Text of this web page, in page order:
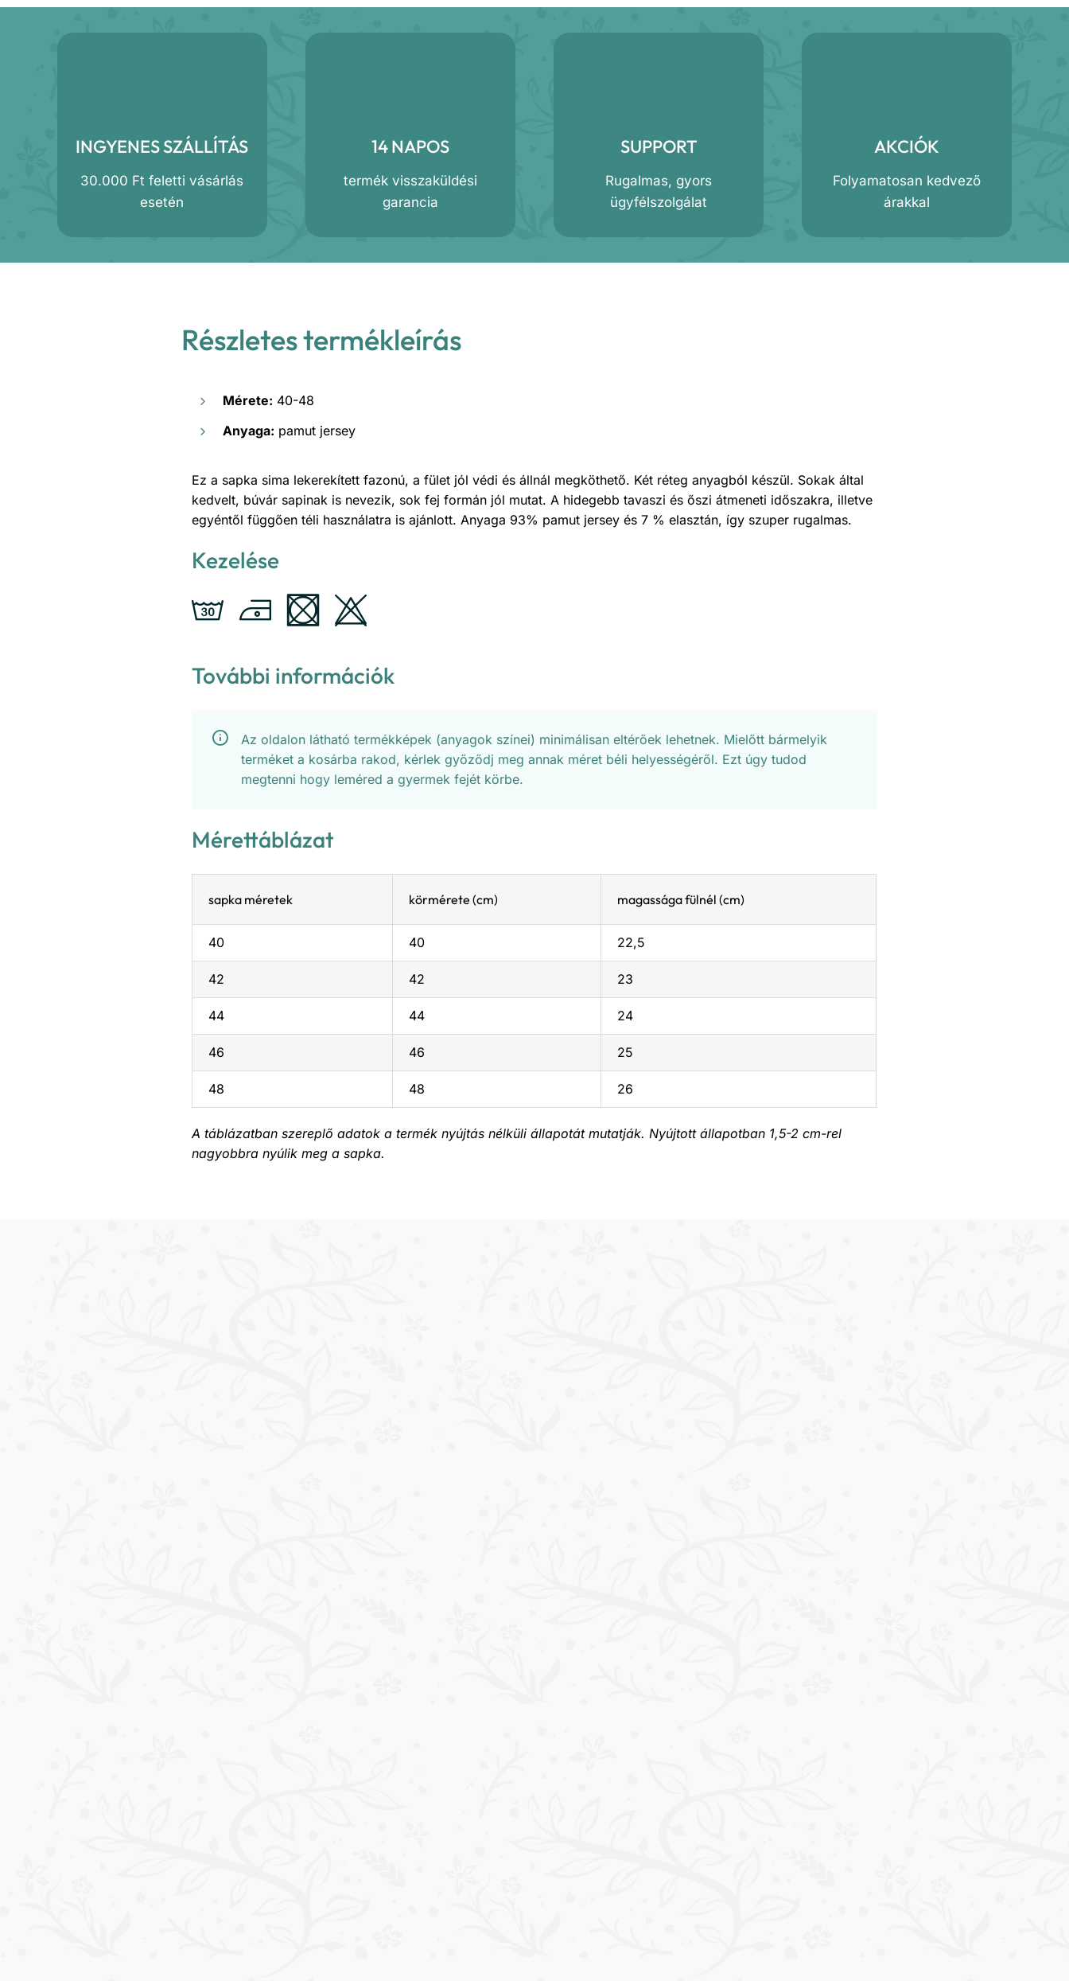
INGYENES SZÁLLÍTÁS
30.000 Ft feletti vásárlás
esetén
14 NAPOS
termék visszaküldési
garancia
SUPPORT
Rugalmas, gyors
ügyfélszolgálat
AKCIÓK
Folyamatosan kedvező
árakkal
Részletes termékleírás
Mérete: 40-48
Anyaga: pamut jersey
Ez a sapka sima lekerekített fazonú, a fület jól védi és állnál megköthető. Két réteg anyagból készül. Sokak által
kedvelt, búvár sapinak is nevezik, sok fej formán jól mutat. A hidegebb tavaszi és őszi átmeneti időszakra, illetve
egyéntől függően téli használatra is ajánlott. Anyaga 93% pamut jersey és 7 % elasztán, így szuper rugalmas.
Kezelése
További információk
Az oldalon látható termékképek (anyagok színei) minimálisan eltérőek lehetnek. Mielőtt bármelyik
terméket a kosárba rakod, kérlek győződj meg annak méret béli helyességéről. Ezt úgy tudod
megtenni hogy leméred a gyermek fejét körbe.
Mérettáblázat
sapka méretek körmérete (cm) magassága fülnél (cm)
40 40 22,5
42 42 23
44 44 24
46 46 25
48 48 26
A táblázatban szereplő adatok a termék nyújtás nélküli állapotát mutatják. Nyújtott állapotban 1,5-2 cm-rel
nagyobbra nyúlik meg a sapka.